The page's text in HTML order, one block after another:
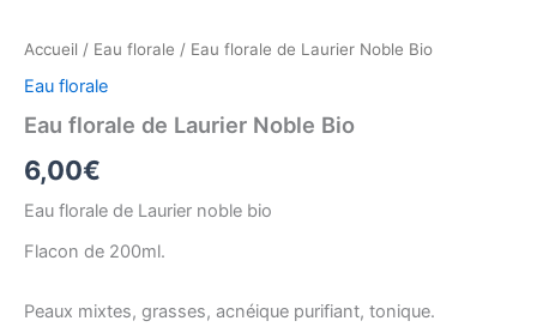
Accueil / Eau florale / Eau florale de Laurier Noble Bio
Eau florale
Eau florale de Laurier Noble Bio
6,00€
Eau florale de Laurier noble bio
Flacon de 200ml.
Peaux mixtes, grasses, acnéique purifiant, tonique.